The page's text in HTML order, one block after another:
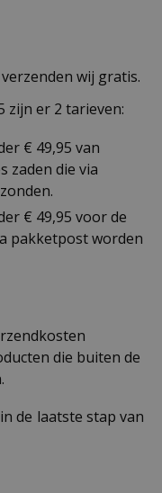
wij gratis.
zijn er 2 tarieven:
€ 49,95 van
zaden die via
€ 49,95 voor de
pakketpost worden
die buiten de
de laatste stap van